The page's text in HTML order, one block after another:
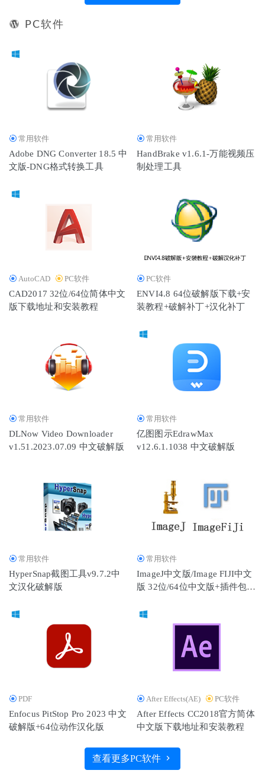
PC软件
常用软件
Adobe DNG Converter 18.5 中
文版-DNG格式转换工具
常用软件
HandBrake v1.6.1-万能视频压
制处理工具
AutoCAD PC软件
CAD2017 32位/64位简体中文
版下载地址和安装教程
PC软件
ENVI4.8 64位破解版下载+安
装教程+破解补丁+汉化补丁
常用软件
DLNow Video Downloader
v1.51.2023.07.09 中文破解版
常用软件
亿图图示EdrawMax
v12.6.1.1038 中文破解版
常用软件
HyperSnap截图工具v9.7.2中
文汉化破解版
常用软件
ImageJ中文版/Image FIJI中文
版 32位/64位中文版+插件包
PDF
Enfocus PitStop Pro 2023 中文
破解版+64位动作汉化版
After Effects(AE) PC软件
After Effects CC2018官方简体
中文版下载地址和安装教程
查看更多PC软件